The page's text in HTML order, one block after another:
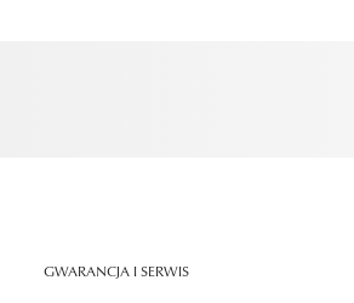
GWARANCJA I SERWIS